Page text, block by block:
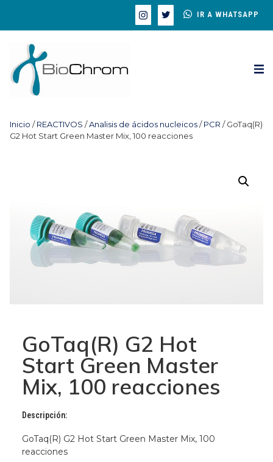
IR A WHATSAPP
Inicio /REACTIVOS /Analisis de ácidos nucleicos/PCR / GoTaq(R)
G2 Hot Start Green Master Mix, 100 reacciones
GoTaq(R) G2 Hot
Start Green Master
Mix, 100 reacciones
Descripción:
GoTaq(R) G2 Hot Start Green Master Mix, 100
reacciones